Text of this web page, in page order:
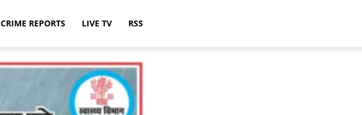
CRIME REPORTS LIVE TV RSS